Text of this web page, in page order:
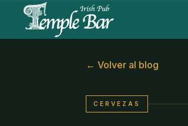
← Volver al blog
CERVEZAS